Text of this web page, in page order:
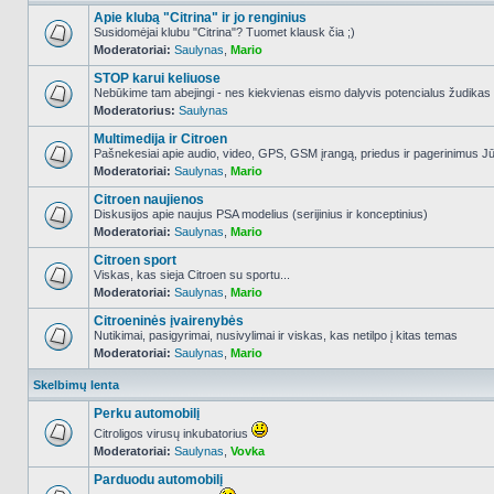
NO_UNREAD_POSTS
Apie klubą "Citrina" ir jo renginius
Susidomėjai klubu "Citrina"? Tuomet klausk čia ;)
Moderatoriai: Saulynas Mario
NO_UNREAD_POSTS
STOP karui keliuose
Nebūkime tam abejingi - nes kiekvienas eismo dalyvis potencialus žudikas
Moderatorius: Saulynas
NO_UNREAD_POSTS
Multimedija ir Citroen
Pašnekesiai apie audio, video, GPS, GSM įrangą, priedus ir pagerinimus
Moderatoriai: Saulynas Mario
NO_UNREAD_POSTS
Citroen naujienos
Diskusijos apie naujus PSA modelius (serijinius ir konceptinius)
Moderatoriai: Saulynas Mario
NO_UNREAD_POSTS
Citroen sport
Viskas, kas sieja Citroen su sportu...
Moderatoriai: Saulynas Mario
NO_UNREAD_POSTS
Citroeninės įvairenybės
Nutikimai, pasigyrimai, nusivylimai ir viskas, kas netilpo į kitas temas
Moderatoriai: Saulynas Mario
Skelbimų lenta
NO_UNREAD_POSTS
Perku automobilį
Citroligos virusų inkubatorius
Moderatoriai: Saulynas Vovka
Parduodu automobilį